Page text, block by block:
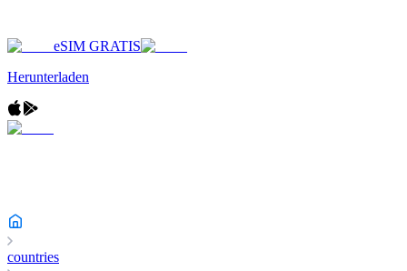
eSIM GRATIS
Herunterladen
countries